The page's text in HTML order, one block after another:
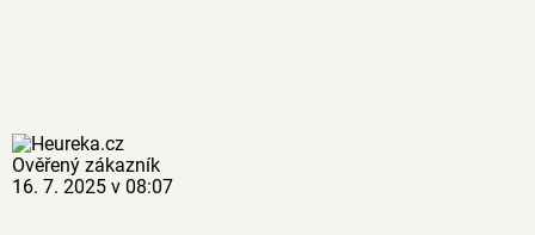
Ověřený zákazník
16. 7. 2025 v 08:07